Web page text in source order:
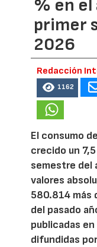
% en
primer
2026
Redacción
1162
El consumo
crecido un
semestre del
valores
580.814 más
del pasado
publicadas
difundidas